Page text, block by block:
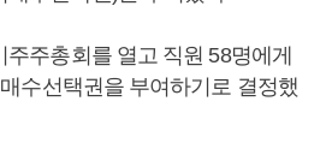
주총회를 열고 직원 58명에게
수선택권을 부여하기로 결정했